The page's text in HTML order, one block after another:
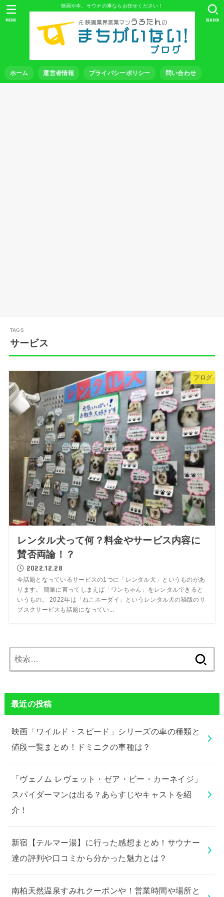
映画や本、サウナの事ならお任せください！
ホーム 運営者情報 プライバシーポリシー 問い合わせ
SEARCH
MENU
サービス
ブログ
レンタル犬って何？料金やサービス内容に
賛否両論！？
2022.12.28
今話題となっているサービスの1つに「レンタル犬」というものがあ
ります。 簡単に言ってしまえば「ワンちゃん」をレンタルできると
いうもの。 2022年は「ねこホーダイ」というレンタル犬の猫版のサ
ブスクサービスも話題になってい...
索:
最近の投稿
映画「ワイルド・スピード」シリーズの車の種類と
値段一覧まとめ！ドミニクの車種は？
「ヴェノム レヴェット・ゼア・ビー・カーネイジ」
スパイダーマンは出る？あらすじやキャストを紹
介！
新宿【テルマー湯】に行った感想まとめ！サウナー
達の評判や口コミから分かった魅力とは？
南柏天然温泉すみれクーポンや！営業時間や場所と